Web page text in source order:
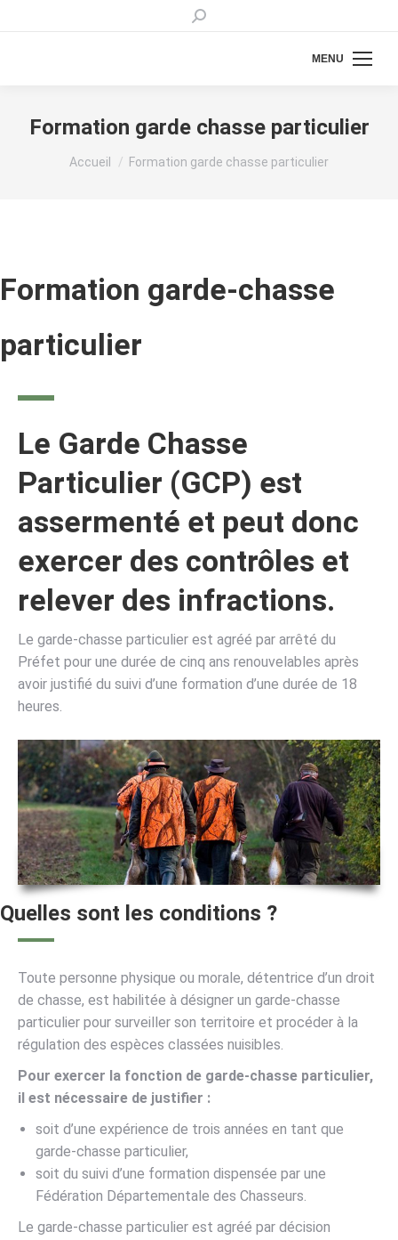
Recherche
MENU
Formation garde chasse particulier
Vous êtes ici :
Accueil Formation garde chasse particulier
Formation garde-chasse
particulier
Le Garde Chasse
Particulier (GCP) est
assermenté et peut donc
exercer des contrôles et
relever des infractions.
Le garde-chasse particulier est agréé par arrêté du
Préfet pour une durée de cinq ans renouvelables après
avoir justifié du suivi d’une formation d’une durée de 18
heures.
Quelles sont les conditions ?
Toute personne physique ou morale, détentrice d’un droit
de chasse, est habilitée à désigner un garde-chasse
particulier pour surveiller son territoire et procéder à la
régulation des espèces classées nuisibles.
Pour exercer la fonction de garde-chasse particulier,
il est nécessaire de justifier :
soit d’une expérience de trois années en tant que
garde-chasse particulier,
soit du suivi d’une formation dispensée par une
Fédération Départementale des Chasseurs.
Le garde-chasse particulier est agréé par décision